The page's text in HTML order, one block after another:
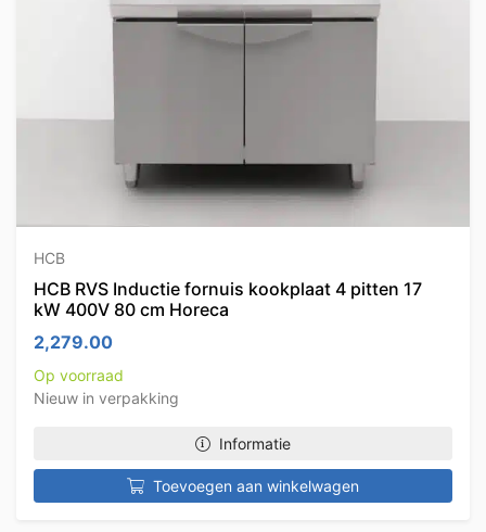
HCB
HCB RVS Inductie fornuis kookplaat 4 pitten 17
kW 400V 80 cm Horeca
2,279.00
Op voorraad
Nieuw in verpakking
Informatie
Toevoegen aan winkelwagen